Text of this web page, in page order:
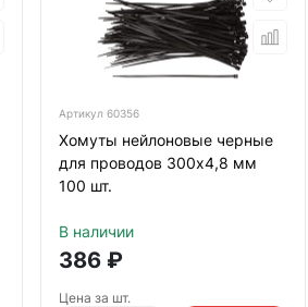
Артикул60356
Хомуты нейлоновые черные
для проводов 300х4,8 мм
100 шт.
В наличии
386 ₽
Цена за шт.